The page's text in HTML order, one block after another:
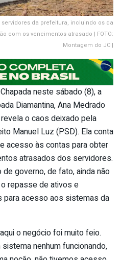
da prefeitura, incluindo os da
com os vencimentos atrasado | FOTO:
Montagem do JC |
neste sábado (8), a
Diamantina, Ana Medrado
revela o caos deixado pela
Manuel Luz (PSD). Ela conta
acesso às contas para obter
atrasados dos servidores.
governo, de fato, ainda não
repasse de ativos e
acesso aos sistemas da
o negócio foi muito feio.
nenhum funcionando,